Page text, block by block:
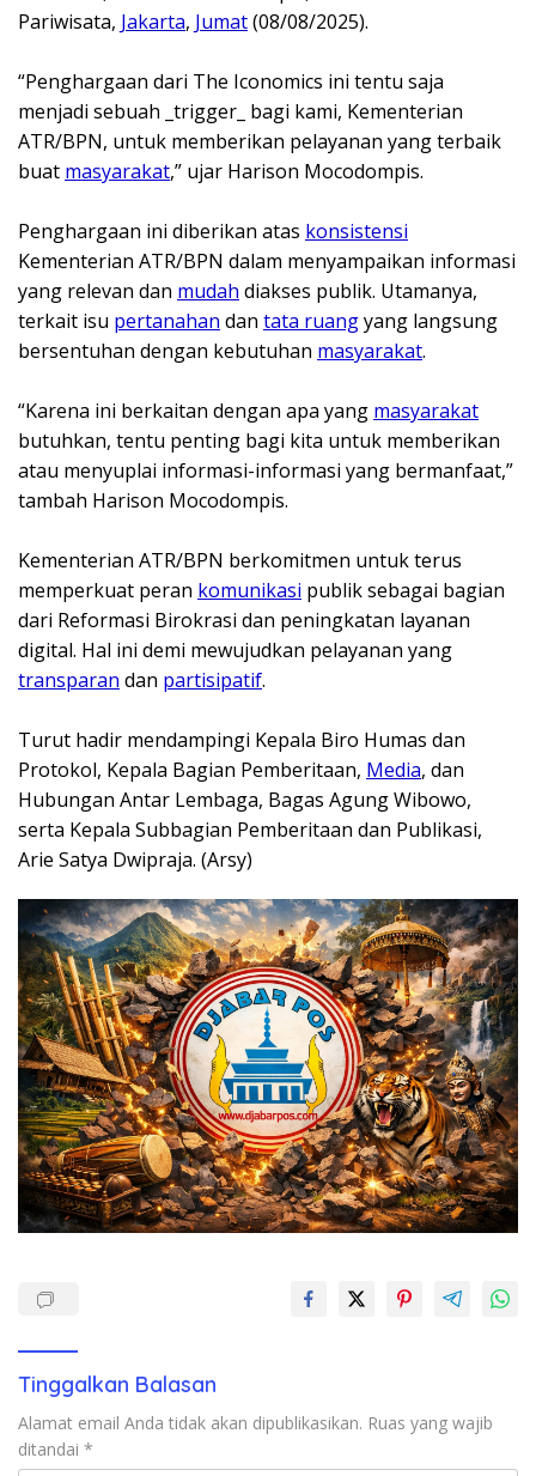
Pariwisata, Jakarta, Jumat(08/08/2025).
‎“Penghargaan dari The Iconomics ini tentu saja
menjadi sebuah _trigger_ bagi kami, Kementerian
ATR/BPN, untuk memberikan pelayanan yang terbaik
buat masyarakat,” ujar Harison Mocodompis.
‎Penghargaan ini diberikan atas konsistensi
Kementerian ATR/BPN dalam menyampaikan informasi
yang relevan dan mudah diakses publik. Utamanya,
terkait isu pertanahan dan tata ruangyang langsung
bersentuhan dengan kebutuhan masyarakat.
‎“Karena ini berkaitan dengan apa yang masyarakat
butuhkan, tentu penting bagi kita untuk memberikan
atau menyuplai informasi-informasi yang bermanfaat,”
tambah Harison Mocodompis.
‎Kementerian ATR/BPN berkomitmen untuk terus
memperkuat peran komunikasi publik sebagai bagian
dari Reformasi Birokrasi dan peningkatan layanan
digital. Hal ini demi mewujudkan pelayanan yang
transparan dan partisipatif.
‎Turut hadir mendampingi Kepala Biro Humas dan
Protokol, Kepala Bagian Pemberitaan, Media, dan
Hubungan Antar Lembaga, Bagas Agung Wibowo,
serta Kepala Subbagian Pemberitaan dan Publikasi,
Arie Satya Dwipraja. (Arsy)
Tinggalkan Balasan
Alamat email Anda tidak akan dipublikasikan. Ruas yang wajib
ditandai *